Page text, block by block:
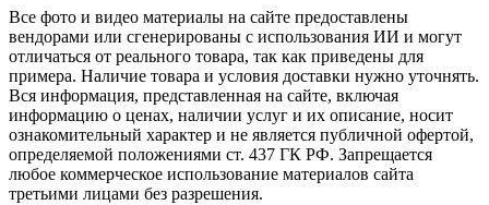
Все фото и видео материалы на сайте предоставлены
вендорами или сгенерированы с использования ИИ и могут
отличаться от реального товара, так как приведены для
примера. Наличие товара и условия доставки нужно уточнять.
Вся информация, представленная на сайте, включая
информацию о ценах, наличии услуг и их описание, носит
ознакомительный характер и не является публичной офертой,
определяемой положениями ст. 437 ГК РФ. Запрещается
любое коммерческое использование материалов сайта
третьими лицами без разрешения.